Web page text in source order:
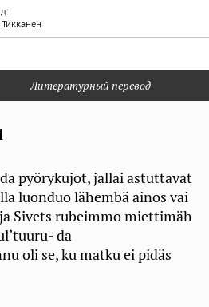
Литературный перевод
pyörykujot, jallai astuttavat
luonduo lähembä ainos vai
Sivets rubeimmo miettimäh
da
oli se, ku matku ei pidäs